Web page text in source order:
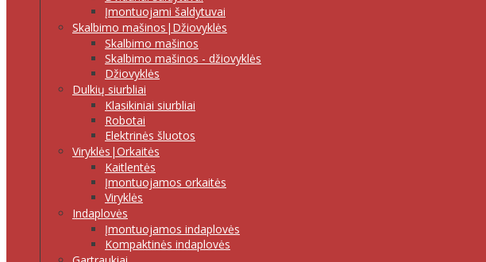
Įmontuojami šaldytuvai
Skalbimo mašinos|Džiovyklės
Skalbimo mašinos
Skalbimo mašinos - džiovyklės
Džiovyklės
Dulkių siurbliai
Klasikiniai siurbliai
Robotai
Elektrinės šluotos
Viryklės|Orkaitės
Kaitlentės
Įmontuojamos orkaitės
Viryklės
Indaplovės
Įmontuojamos indaplovės
Kompaktinės indaplovės